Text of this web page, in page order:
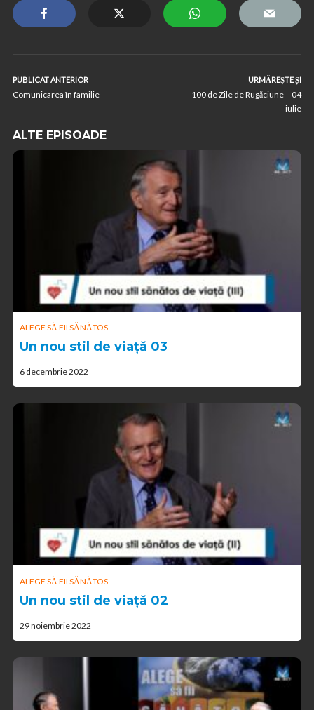
PUBLICAT ANTERIOR
Comunicarea în familie
URMĂREȘTE ȘI
100 de Zile de Rugăciune – 04
iulie
ALTE EPISOADE
ALEGE SĂ FII SĂNĂTOS
Un nou stil de viață 03
6 decembrie 2022
ALEGE SĂ FII SĂNĂTOS
Un nou stil de viață 02
29 noiembrie 2022